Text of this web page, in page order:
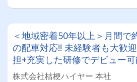
＜地域密着50年以上＞月間で
の配車対応!! 未経験者も大歓
担+充実した研修でデビュー
タクシードライバーになりま
株式会社桔梗ハイヤー 本社